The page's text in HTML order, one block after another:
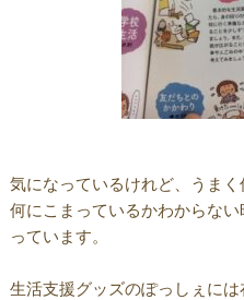
気になっているけれど、うまく
何にこまっているかわからな
っています。
生活支援グッズのぽっしぇに